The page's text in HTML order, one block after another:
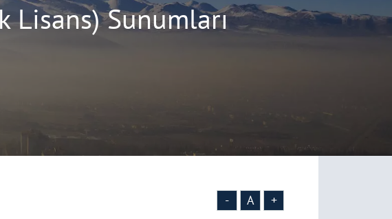
Lisans) Sunumları
- A +